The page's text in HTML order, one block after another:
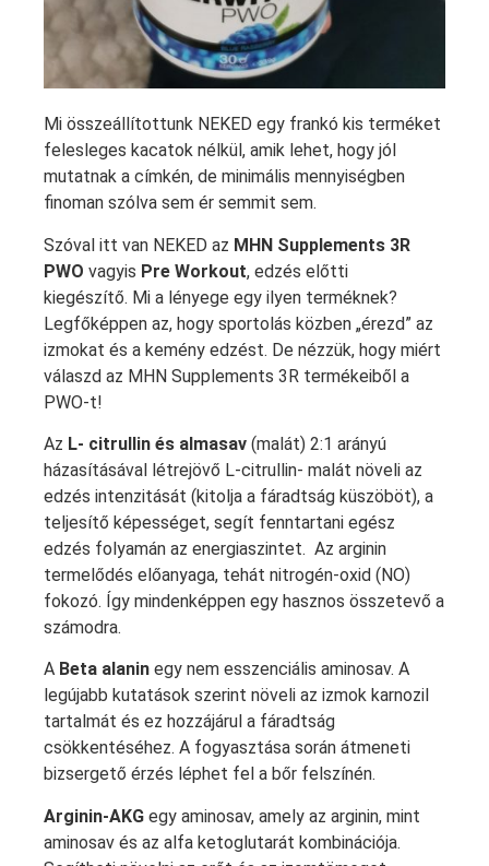
Mi összeállítottunk NEKED egy frankó kis terméket
felesleges kacatok nélkül, amik lehet, hogy jól
mutatnak a címkén, de minimális mennyiségben
finoman szólva sem ér semmit sem.
Szóval itt van NEKED az MHN Supplements 3R
PWO vagyis Pre Workout, edzés előtti
kiegészítő. Mi a lényege egy ilyen terméknek?
Legfőképpen az, hogy sportolás közben „érezd” az
izmokat és a kemény edzést. De nézzük, hogy miért
válaszd az MHN Supplements 3R termékeiből a
PWO-t!
Az L- citrullin és almasav (malát) 2:1 arányú
házasításával létrejövő L-citrullin- malát növeli az
edzés intenzitását (kitolja a fáradtság küszöböt), a
teljesítő képességet, segít fenntartani egész
edzés folyamán az energiaszintet. Az arginin
termelődés előanyaga, tehát nitrogén-oxid (NO)
fokozó. Így mindenképpen egy hasznos összetevő a
számodra.
A Beta alanin egy nem esszenciális aminosav. A
legújabb kutatások szerint növeli az izmok karnozil
tartalmát és ez hozzájárul a fáradtság
csökkentéséhez. A fogyasztása során átmeneti
bizsergető érzés léphet fel a bőr felszínén.
Arginin-AKG egy aminosav, amely az arginin, mint
aminosav és az alfa ketoglutarát kombinációja.